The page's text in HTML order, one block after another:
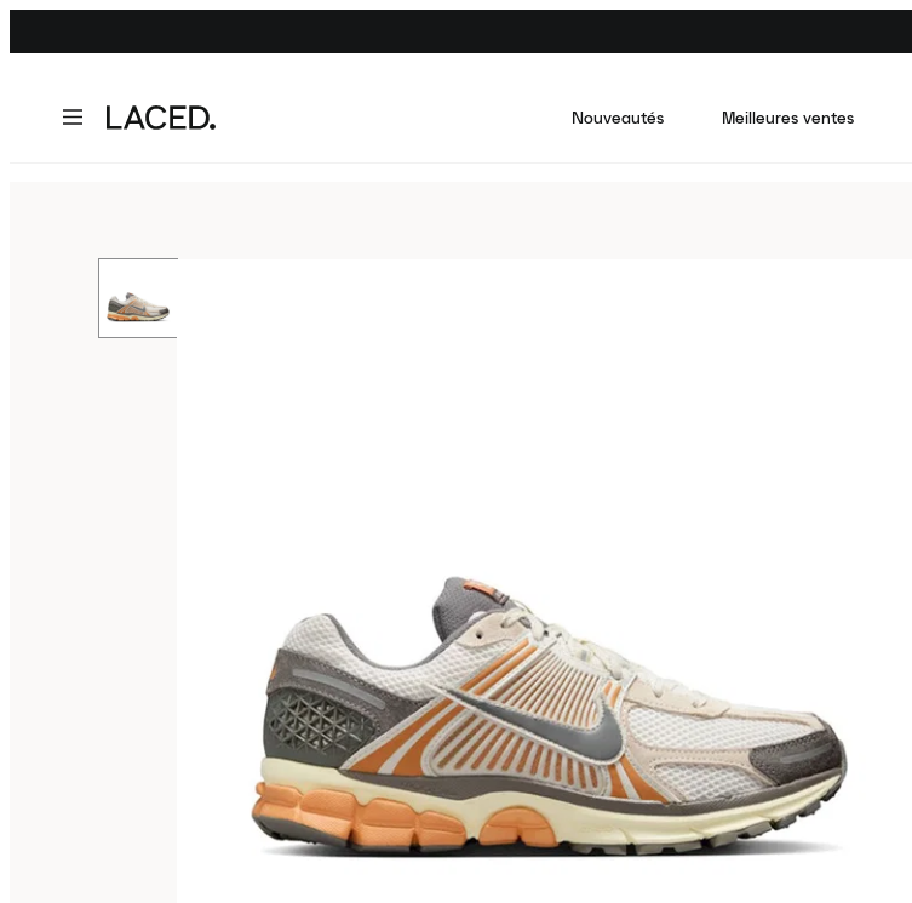
Nouveautés Meilleures ventes